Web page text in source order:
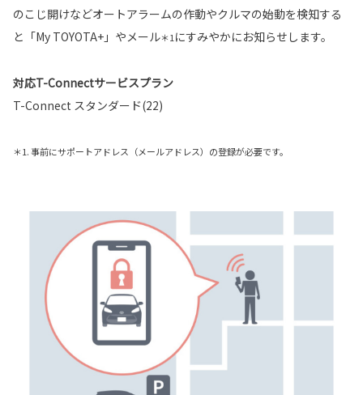
のこじ開けなどオートアラームの作動やクルマの始動を検知する
と「My TOYOTA+」やメール＊1にすみやかにお知らせします。
対応T-Connectサービスプラン
T-Connect スタンダード(22)
＊1. 事前にサポートアドレス（メールアドレス）の登録が必要です。